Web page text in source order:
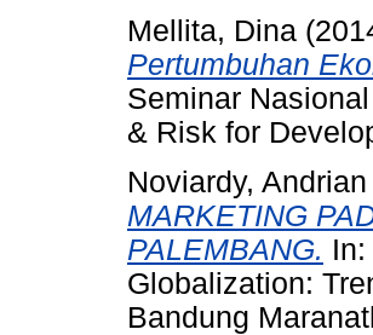
Mellita, Dina
Pertumbuhan
Seminar
& Risk for
Noviardy, Andrian
MARKETING
PALEMBANG.
Globalization:
Bandung